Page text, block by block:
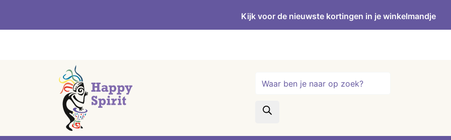
Kijk voor de nieuwste kortingen in je winkelmandje
zoeken